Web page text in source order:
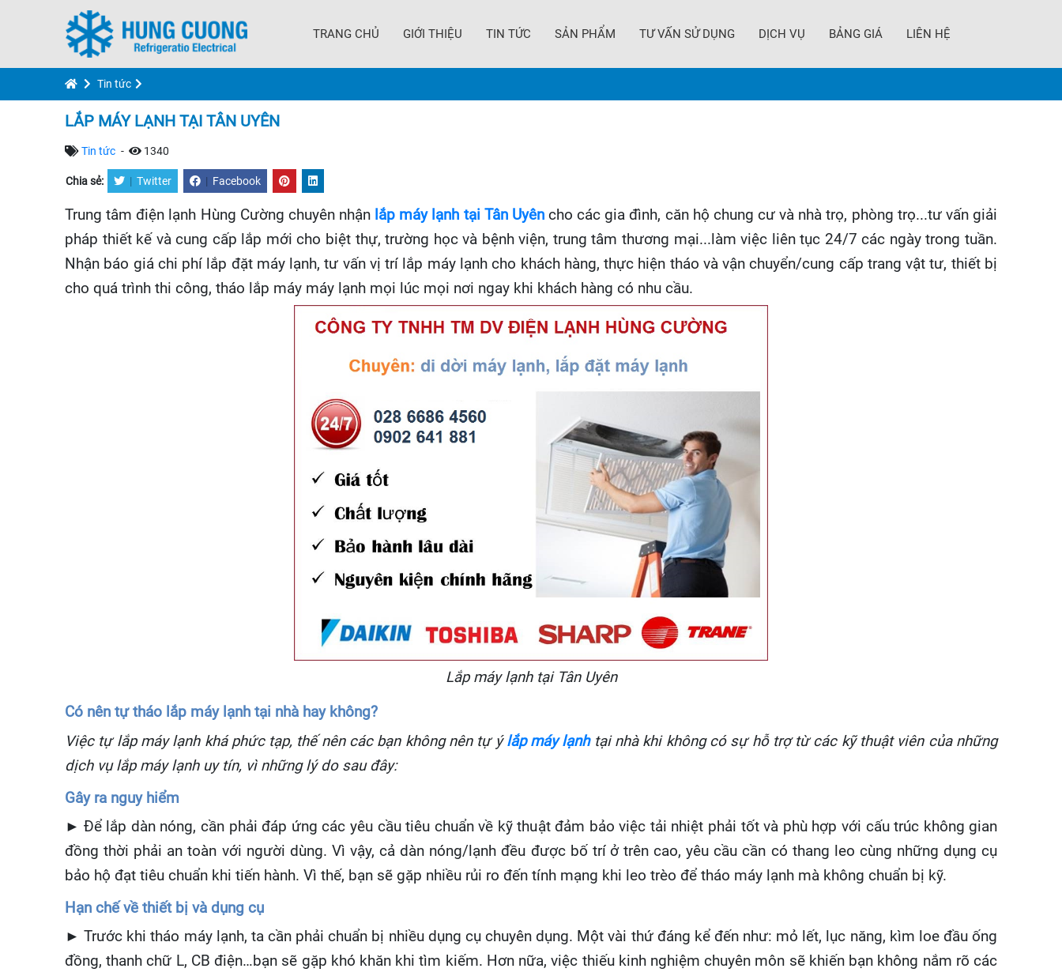
TRANG CHỦ GIỚI THIỆU TIN TỨC SẢN PHẨM TƯ VẤN SỬ DỤNG DỊCH VỤ BẢNG GIÁ LIÊN HỆ
Tin tức
LẮP MÁY LẠNH TẠI TÂN UYÊN
Tin tức - 1340
Chia sẻ: | Twitter | Facebook
Trung tâm điện lạnh Hùng Cường chuyên nhận lắp máy lạnh tại Tân Uyêncho các gia đình, căn hộ chung cư và nhà trọ, phòng trọ...tư vấn giải
pháp thiết kế và cung cấp lắp mới cho biệt thự, trường học và bệnh viện, trung tâm thương mại...làm việc liên tục 24/7 các ngày trong tuần.
Nhận báo giá chi phí lắp đặt máy lạnh, tư vấn vị trí lắp máy lạnh cho khách hàng, thực hiện tháo và vận chuyển/cung cấp trang vật tư, thiết bị
cho quá trình thi công, tháo lắp máy máy lạnh mọi lúc mọi nơi ngay khi khách hàng có nhu cầu.
Lắp máy lạnh tại Tân Uyên
Có nên tự tháo lắp máy lạnh tại nhà hay không?
Việc tự lắp máy lạnh khá phức tạp, thế nên các bạn không nên tự ýlắp máy lạnhtại nhà khi không có sự hỗ trợ từ các kỹ thuật viên của những
dịch vụ lắp máy lạnh uy tín, vì những lý do sau đây:
Gây ra nguy hiểm
► Đểl ắp dàn nóng, cần phải đáp ứng các yêu cầu tiêu chuẩn về kỹthuật đảm bảo việc tải nhiệt phải tốt và phùhợp với cấu trúc không gian
đồng thời phải an toàn với người dùng. Vì vậy, cả dàn nóng/l ạnh đều được bố trí ởtrên cao, yêu cầu cần có thang leo cùng những dụng cụ
bảo hộ đạt tiêu chuẩn khi tiến hành. Vì thế, bạn sẽ gặp nhiều rủi ro đến tính mạng khi leo trèo để tháo máy lạnh mà không chuẩn bị kỹ.
Hạn chế về thiết bị và dụng cụ
► Trước khi tháo máy l ạnh, ta cần phải chuẩn bị nhiều dụng cụchuyên dụng. Một vài thứ đáng kể đến như: mỏ lết, lục năng, kìm loe đầu ống
đồng, thanh chữ L, CB điện…bạn sẽ gặp khó khăn khi tìm kiếm. Hơn nữa, việc thiếu kinh nghiệm chuyên môn sẽ khiến bạn không nắm rõ các